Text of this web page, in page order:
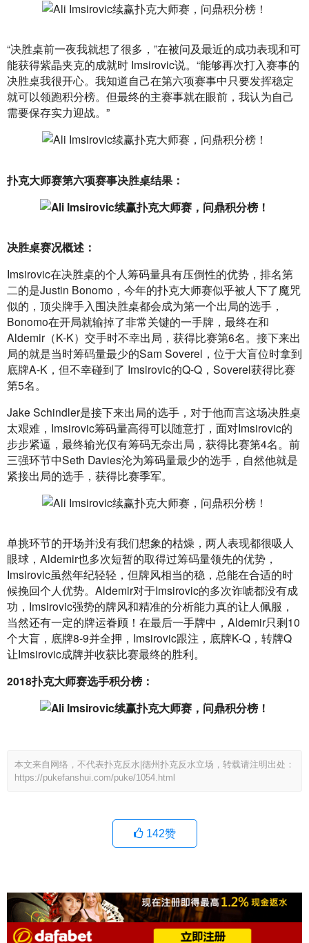
“决胜桌前一夜我就想了很多，”在被问及最近的成功表现和可
能获得紫晶夹克的成就时 Imsirovic说。“能够再次打入赛事的
决胜桌我很开心。我知道自己在第六项赛事中只要发挥稳定
就可以领跑积分榜。但最终的主赛事就在眼前，我认为自己
需要保存实力迎战。”
扑克大师赛第六项赛事决胜桌结果：
决胜桌赛况概述：
Imsirovic在决胜桌的个人筹码量具有压倒性的优势，排名第
二的是Justin Bonomo，今年的扑克大师赛似乎被人下了魔咒
似的，顶尖牌手入围决胜桌都会成为第一个出局的选手，
Bonomo在开局就输掉了非常关键的一手牌，最终在和
Aldemir（K-K）交手时不幸出局，获得比赛第6名。接下来出
局的就是当时筹码量最少的Sam Soverel，位于大盲位时拿到
底牌A-K，但不幸碰到了 Imsirovic的Q-Q，Soverel获得比赛
第5名。
Jake Schindler是接下来出局的选手，对于他而言这场决胜桌
太艰难，Imsirovic筹码量高得可以随意打，面对Imsirovic的
步步紧逼，最终输光仅有筹码无奈出局，获得比赛第4名。前
三强环节中Seth Davies沦为筹码量最少的选手，自然他就是
紧接出局的选手，获得比赛季军。
单挑环节的开场并没有我们想象的枯燥，两人表现都很吸人
眼球，Aldemir也多次短暂的取得过筹码量领先的优势，
Imsirovic虽然年纪轻轻，但牌风相当的稳，总能在合适的时
候挽回个人优势。Aldemir对于Imsirovic的多次诈唬都没有成
功，Imsirovic强势的牌风和精准的分析能力真的让人佩服，
当然还有一定的牌运眷顾！在最后一手牌中，Aldemir只剩10
个大盲，底牌8-9并全押，Imsirovic跟注，底牌K-Q，转牌Q
让Imsirovic成牌并收获比赛最终的胜利。
2018扑克大师赛选手积分榜：
本文来自网络，不代表扑克反水|德州扑克反水立场，转载请注明出处：
https://pukefanshui.com/puke/1054.html
142赞